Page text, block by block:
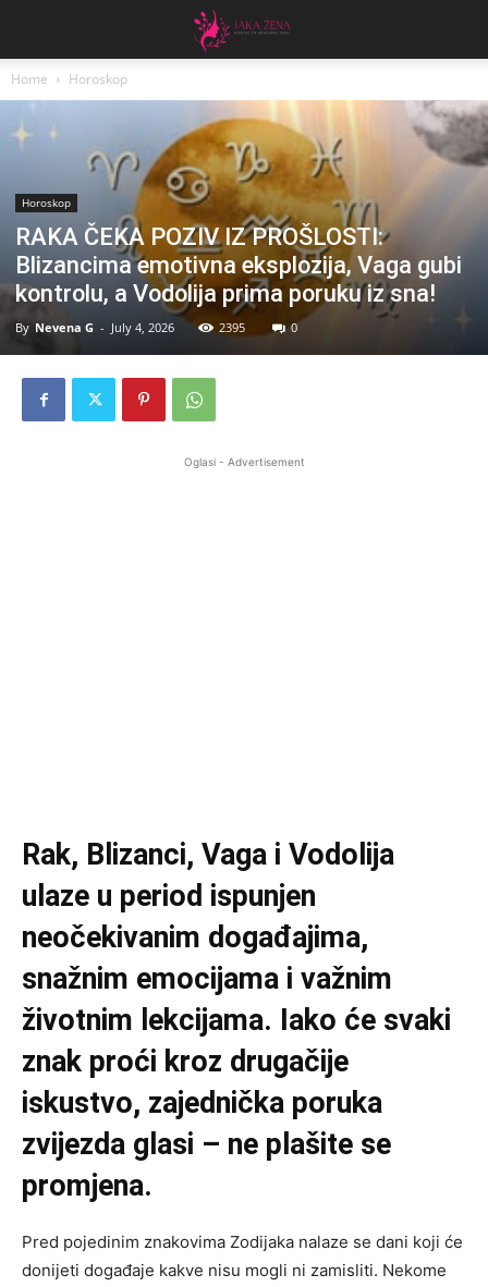
Home Horoskop
Horoskop
RAKA ČEKA POZIV IZ PROŠLOSTI:
Blizancima emotivna eksplozija, Vaga gubi
kontrolu, a Vodolija prima poruku iz sna!
By Nevena G - July 4, 2026 2395 0
Oglasi - Advertisement
Rak, Blizanci, Vaga i Vodolija
ulaze u period ispunjen
neočekivanim događajima,
snažnim emocijama i važnim
životnim lekcijama. Iako će svaki
znak proći kroz drugačije
iskustvo, zajednička poruka
zvijezda glasi – ne plašite se
promjena.
Pred pojedinim znakovima Zodijaka nalaze se dani koji će
donijeti događaje kakve nisu mogli ni zamisliti. Nekome